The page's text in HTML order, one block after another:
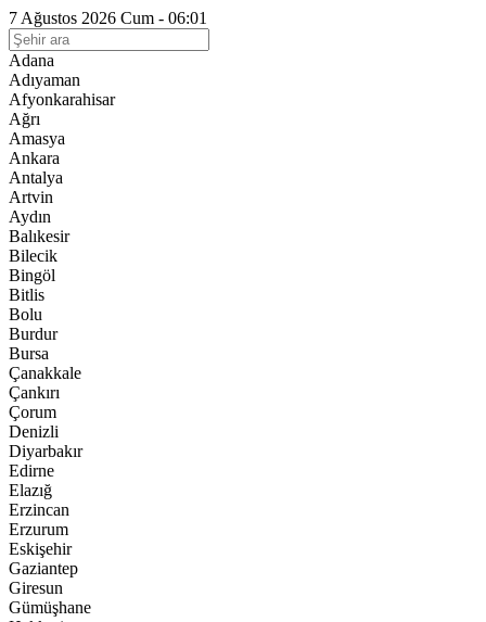
7 Ağustos 2026 Cum - 06:01
Adana
Adıyaman
Afyonkarahisar
Ağrı
Amasya
Ankara
Antalya
Artvin
Aydın
Balıkesir
Bilecik
Bingöl
Bitlis
Bolu
Burdur
Bursa
Çanakkale
Çankırı
Çorum
Denizli
Diyarbakır
Edirne
Elazığ
Erzincan
Erzurum
Eskişehir
Gaziantep
Giresun
Gümüşhane